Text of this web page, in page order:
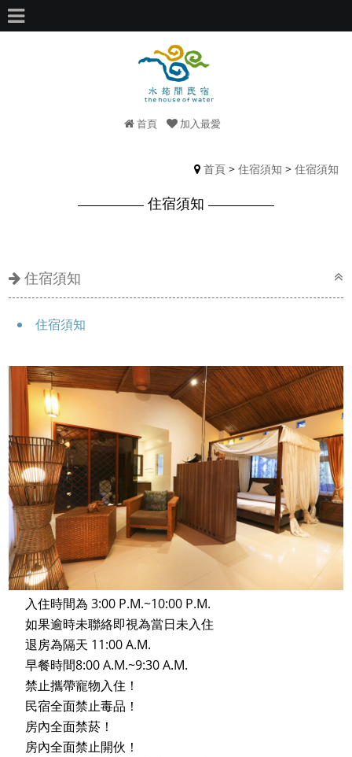
首頁 加入最愛
首頁> 住宿須知 > 住宿須知
住宿須知
住宿須知
住宿須知
入住時間為 3:00 P.M.~10:00 P.M.
如果逾時未聯絡即視為當日未入住
退房為隔天 11:00 A.M.
早餐時間8:00 A.M.~9:30 A.M.
禁止攜帶寵物入住！
民宿全面禁止毒品！
房內全面禁菸！
房內全面禁止開伙！